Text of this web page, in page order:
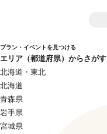
プラン・イベントを見つける
エリア（都道府県）からさがす
北海道・東北
北海道
青森県
岩手県
宮城県